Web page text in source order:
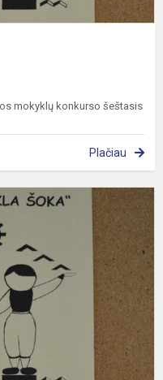
mokyklų konkurso šeštasis
Plačiau